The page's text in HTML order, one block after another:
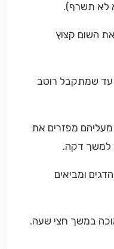
לא תשרף).
השום קצוץ
עד שמתקבל רוטב
מעליהם מפזרים את
למשך דקה.
ומביאים
ה.